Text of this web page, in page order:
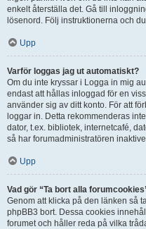
enkelt återställa det. Gå till
lösenord. Följ instruktionerna och
Upp
Varför loggas jag ut automatiskt?
Om du inte kryssar i Logga in mig
endast att hållas inloggad för en
använder sig av ditt konto. För att
loggar in. Detta rekommenderas
dator, t.ex. bibliotek, internetcafé,
så har forumadministratören
Upp
Vad gör “Ta bort alla
Genom att klicka på den länken så
phpBB3 bort. Dessa cookies
forumet och håller reda på vilka